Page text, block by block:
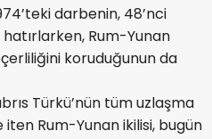
darbenin, 48’nci
Rum-Yunan
koruduğunun da
Türkü’nün tüm uzlaşma
Rum-Yunan ikilisi, bugün